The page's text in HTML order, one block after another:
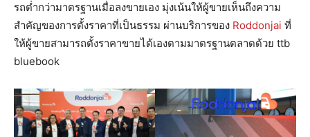
รถต่ำกว่ามาตรฐานเมื่อลงขายเอง มุ่งเน้นให้ผู้ขายเห็นถึงความ
สำคัญของการตั้งราคาที่เป็นธรรม ผ่านบริการของ Roddonjai ที่
ให้ผู้ขายสามารถตั้งราคาขายได้เองตามมาตรฐานตลาดด้วย ttb
bluebook